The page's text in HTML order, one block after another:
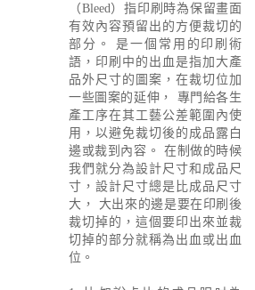
（Bleed）指印刷時為保留畫面
有效內容預留出的方便裁切的
部分。 是一個常用的印刷術
語，印刷中的出血是指加大產
品外尺寸的圖案，在裁切位加
一些圖案的延伸， 專門給各生
產工序在其工藝公差範圍內使
用，以避免裁切後的成品露白
邊或裁到內容。 在制做的時候
我們就分為設計尺寸和成品尺
寸，設計尺寸總是比成品尺寸
大， 大出來的邊是要在印刷後
裁切掉的，這個要印出來並裁
切掉的部分就稱為出血或出血
位。